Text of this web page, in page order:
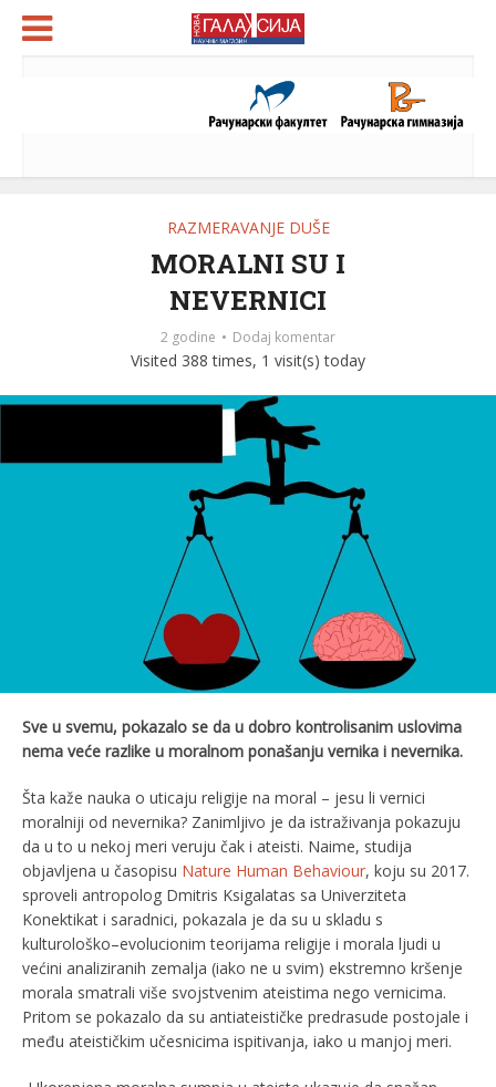
RAZMERAVANJE DUŠE
MORALNI SU I
NEVERNICI
2 godine Dodaj komentar
Visited 388 times, 1 visit(s) today
Sve u svemu, pokazalo se da u dobro kontrolisanim uslovima
nema veće razlike u moralnom ponašanju vernika i nevernika.
Šta kaže nauka o uticaju religije na moral – jesu li vernici
moralniji od nevernika? Zanimljivo je da istraživanja pokazuju
da u to u nekoj meri veruju čak i ateisti. Naime, studija
objavljena u časopisu Nature Human Behaviour, koju su 2017.
sproveli antropolog Dmitris Ksigalatas sa Univerziteta
Konektikat i saradnici, pokazala je da su u skladu s
kulturološko–evolucionim teorijama religije i morala ljudi u
većini analiziranih zemalja (iako ne u svim) ekstremno kršenje
morala smatrali više svojstvenim ateistima nego vernicima.
Pritom se pokazalo da su antiateističke predrasude postojale i
među ateističkim učesnicima ispitivanja, iako u manjoj meri.